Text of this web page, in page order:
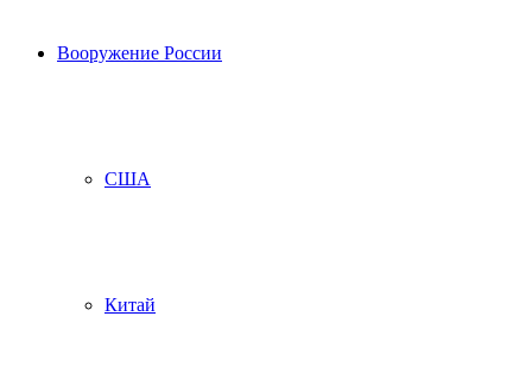
Вооружение России
США
Китай